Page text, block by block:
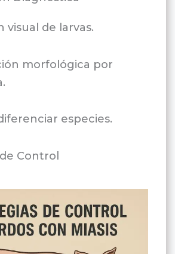
visual de larvas.
morfológica por
especies.
Control